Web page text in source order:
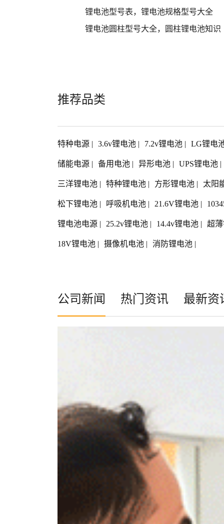
锂电池型号表，锂电池规格型号大全
锂电池圆柱型号大全，圆柱锂电池知识
推荐品类
特种电源 | 3.6v锂电池 | 7.2v锂电池 | LG锂电
储能电源 | 备用电池 | 异形电池 | UPS锂电池 |
三洋锂电池 | 特种锂电池 | 方形锂电池 | 太阳
松下锂电池 | 呼吸机电池 | 21.6V锂电池 |
锂电池电源 | 25.2v锂电池 | 14.4v锂电池 | 超
18V锂电池 | 摄像机电池 | 消防锂电池 |
公司新闻 热门资讯 最新资